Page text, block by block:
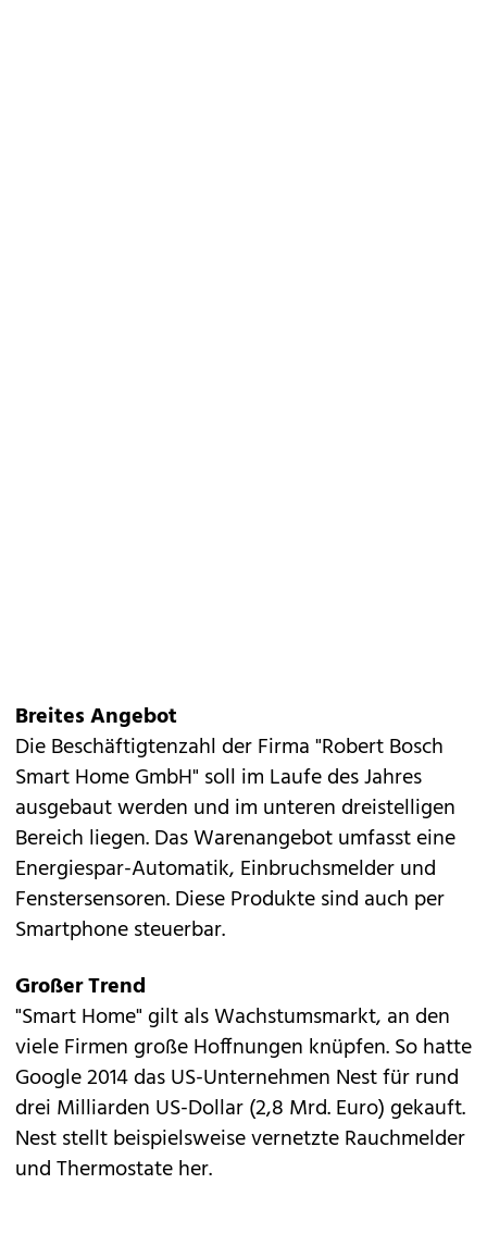
Breites Angebot
Die Beschäftigtenzahl der Firma "Robert Bosch
Smart Home GmbH" soll im Laufe des Jahres
ausgebaut werden und im unteren dreistelligen
Bereich liegen. Das Warenangebot umfasst eine
Energiespar-Automatik, Einbruchsmelder und
Fenstersensoren. Diese Produkte sind auch per
Smartphone steuerbar.
Großer Trend
"Smart Home" gilt als Wachstumsmarkt, an den
viele Firmen große Hoffnungen knüpfen. So hatte
Google 2014 das US-Unternehmen Nest für rund
drei Milliarden US-Dollar (2,8 Mrd. Euro) gekauft.
Nest stellt beispielsweise vernetzte Rauchmelder
und Thermostate her.